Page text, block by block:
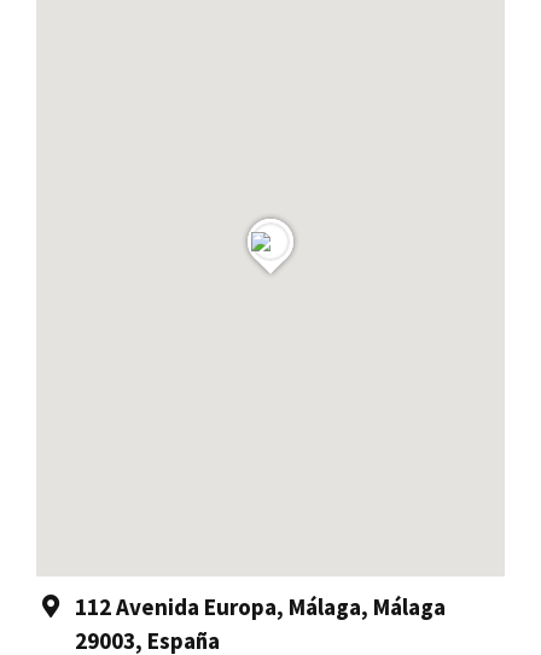
112 Avenida Europa, Málaga, Málaga
29003, España